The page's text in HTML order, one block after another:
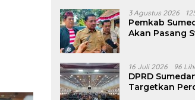
3 Agustus 2026
Pemkab
Akan Pasang
16 Juli 2026 96
DPRD
Targetkan